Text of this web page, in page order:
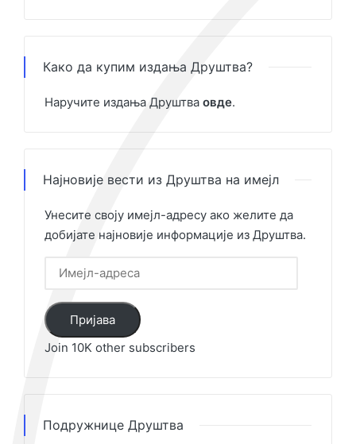
Како да купим издања Друштва?
Наручите издања Друштва овде.
Најновије вести из Друштва на имејл
Унесите своју имејл-адресу ако желите да
добијате најновије информације из Друштва.
Имејл-
Пријава
Join 10K other subscribers
Подружнице Друштва